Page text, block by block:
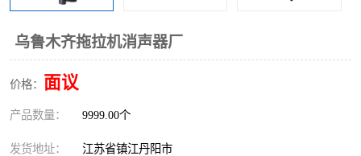
乌鲁木齐拖拉机消声器厂
价格： 面议
产品数量： 9999.00个
发货地址： 江苏省镇江丹阳市